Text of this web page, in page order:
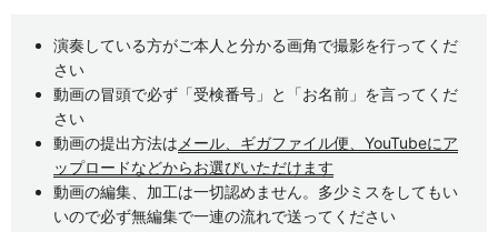
演奏している方がご本人と分かる画角で撮影を行ってくだ
さい
動画の冒頭で必ず「受検番号」と「お名前」を言ってくだ
さい
動画の提出方法は メール、ギガファイル便、YouTubeにア
ップロードなどからお選びいただけます
動画の編集、加工は一切認めません。多少ミスをしてもい
いので必ず無編集で一連の流れで送ってください